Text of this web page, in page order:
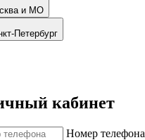
и МО
Петербург
кабинет
Номер телефона